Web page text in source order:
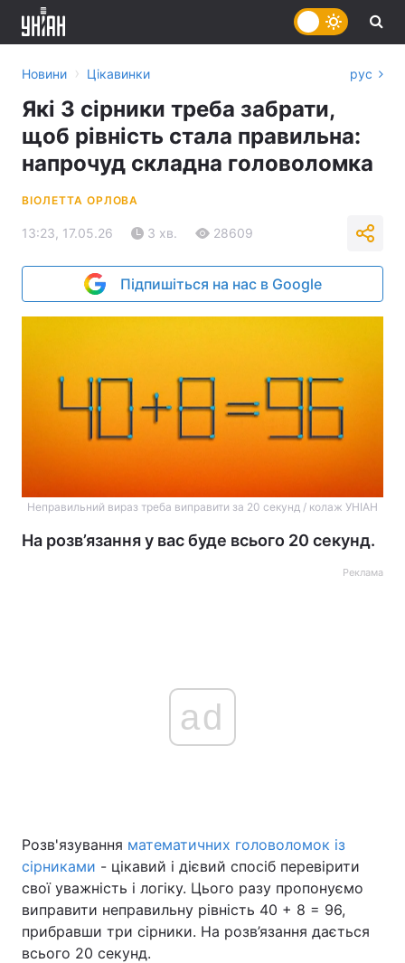
Головна Війна
Україна Політика
Новини › Цікавинки рус
Які 3 сірники треба забрати,
щоб рівність стала правильна:
напрочуд складна головоломка
ВІОЛЕТТА ОРЛОВА
13:23, 17.05.26 3 хв. 28609
Підпишіться на нас в Google
Неправильний вираз треба виправити за 20 секунд / колаж УНІАН
На розв’язання у вас буде всього 20 секунд.
Реклама
ad
Розв'язування математичних головоломок із
сірниками - цікавий і дієвий спосіб перевірити
свої уважність і логіку. Цього разу пропонуємо
виправити неправильну рівність 40 + 8 = 96,
прибравши три сірники. На розв’язання дається
всього 20 секунд.